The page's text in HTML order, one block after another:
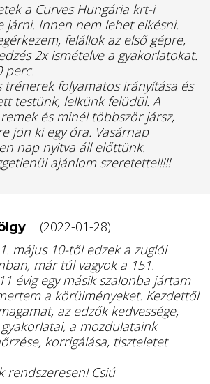
a Curves Hungária krt-i
járni. Innen nem lehet elkésni.
felállok az első gépre,
2x ismételve a gyakorlatokat.
perc.
trénerek folyamatos irányítása és
testünk, lelkünk felüdül. A
és minél többször jársz,
jön ki egy óra. Vasárnap
nap nyitva áll előttünk.
ajánlom szeretettel!!!!
(2022-01-28)
május 10-től edzek a zuglói
már túl vagyok a 151.
évig egy másik szalonba jártam
a körülményeket. Kezdettől
az edzők kedvessége,
a mozdulataink
korrigálása, tiszteletet
rendszeresen! Csiú